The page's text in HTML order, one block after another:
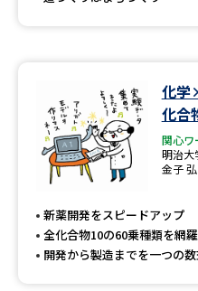
化学
化合
関心ワ
明治大
金子
新薬開発をスピードアップ
全化合物10の60乗種類を網羅
開発から製造までを一つの